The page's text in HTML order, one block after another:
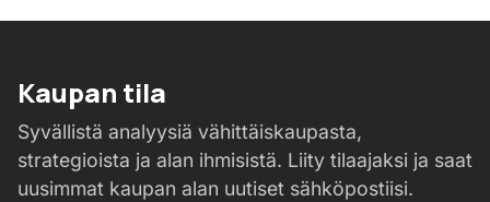
Kaupan tila
Syvällistä analyysiä vähittäiskaupasta,
strategioista ja alan ihmisistä. Liity tilaajaksi ja saat
uusimmat kaupan alan uutiset sähköpostiisi.